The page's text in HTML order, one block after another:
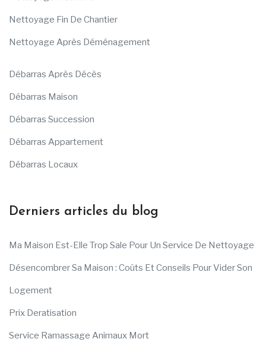
Nettoyage Fin De Chantier
Nettoyage Après Déménagement
Débarras Après Décès
Débarras Maison
Débarras Succession
Débarras Appartement
Débarras Locaux
Derniers articles du blog
Ma Maison Est-Elle Trop Sale Pour Un Service De Nettoyage
Désencombrer Sa Maison : Coûts Et Conseils Pour Vider Son
Logement
Prix Deratisation
Service Ramassage Animaux Mort